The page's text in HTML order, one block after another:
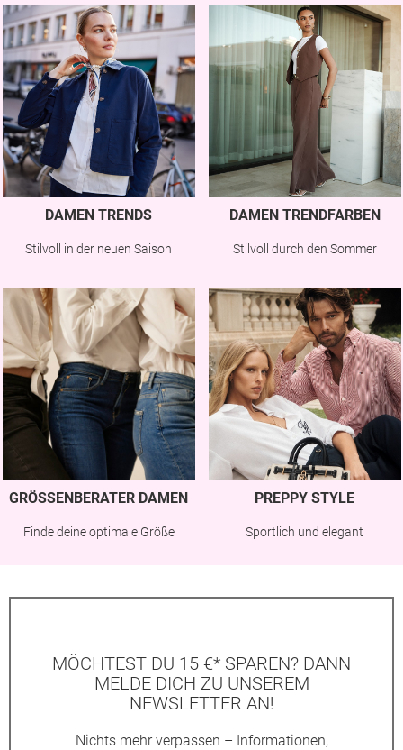
DAMEN TRENDS
Stilvoll in der neuen Saison
DAMEN TRENDFARBEN
Stilvoll durch den Sommer
GRÖSSENBERATER DAMEN
Finde deine optimale Größe
PREPPY STYLE
Sportlich und elegant
MÖCHTEST DU 15 €* SPAREN? DANN
MELDE DICH ZU UNSEREM
NEWSLETTER AN!
Nichts mehr verpassen – Informationen,